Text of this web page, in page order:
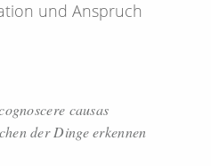
und Anspruch
causas
der Dinge erkennen